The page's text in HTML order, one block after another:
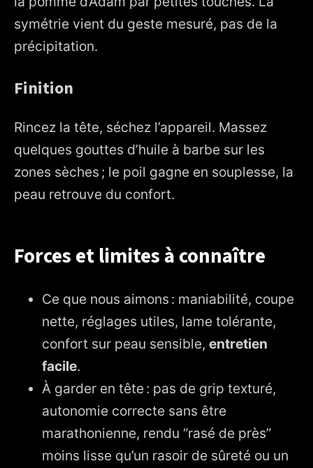
symétrie vient du geste mesuré, pas de la
précipitation.
Finition
Rincez la tête, séchez l’appareil. Massez
quelques gouttes d’huile à barbe sur les
zones sèches ; le poil gagne en souplesse, la
peau retrouve du confort.
Forces et limites à connaître
Ce que nous aimons : maniabilité, coupe
nette, réglages utiles, lame tolérante,
confort sur peau sensible, entretien
facile.
À garder en tête : pas de grip texturé,
autonomie correcte sans être
marathonienne, rendu “rasé de près”
moins lisse qu’un rasoir de sûreté ou un